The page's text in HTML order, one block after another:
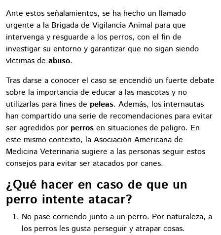
Ante estos señalamientos, se ha hecho un llamado
urgente a la Brigada de Vigilancia Animal para que
intervenga y resguarde a los perros, con el fin de
investigar su entorno y garantizar que no sigan siendo
víctimas de abuso.
Tras darse a conocer el caso se encendió un fuerte debate
sobre la importancia de educar a las mascotas y no
utilizarlas para fines de peleas. Además, los internautas
han compartido una serie de recomendaciones para evitar
ser agredidos por perros en situaciones de peligro. En
este mismo contexto, la Asociación Americana de
Medicina Veterinaria sugiere a las personas seguir estos
consejos para evitar ser atacados por canes.
¿Qué hacer en caso de que un
perro intente atacar?
No pase corriendo junto a un perro. Por naturaleza, a
los perros les gusta perseguir y atrapar cosas.